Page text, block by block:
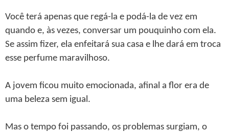
Você terá apenas que regá-la e podá-la de vez em
quando e, às vezes, conversar um pouquinho com ela.
Se assim fizer, ela enfeitará sua casa e lhe dará em troca
esse perfume maravilhoso.
A jovem ficou muito emocionada, afinal a flor era de
uma beleza sem igual.
Mas o tempo foi passando, os problemas surgiam, o